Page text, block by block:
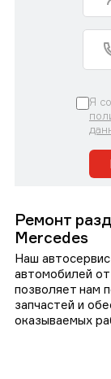
Я
Ремонт
Mercedes
Наш
автомобилей
позволяет нам
запчастей и
оказываемых